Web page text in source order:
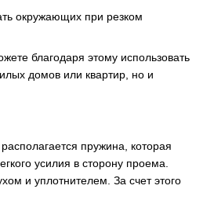
окружающих при резком
благодаря этому использовать
домов или квартир, но и
пружина, которая
усилия в сторону проема.
и уплотнителем. За счет этого